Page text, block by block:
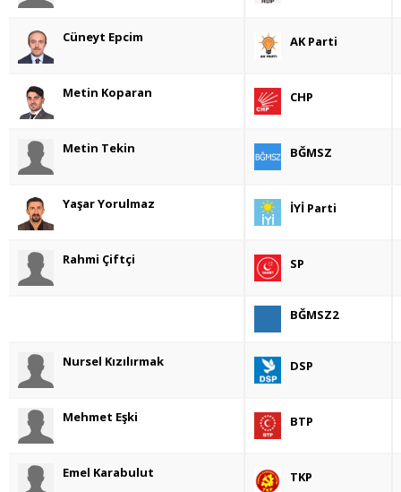
Cüneyt Epcim AK Parti
Metin Koparan CHP
Metin Tekin BĞMSZ
Yaşar Yorulmaz İYİ Parti
Rahmi Çiftçi SP
BĞMSZ2
Nursel Kızılırmak DSP
Mehmet Eşki BTP
Emel Karabulut TKP